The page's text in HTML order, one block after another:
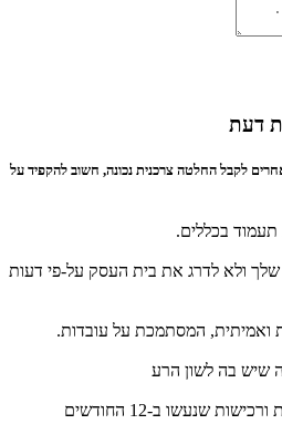
דעת
לקבל החלטה צרכנית נכונה, חשוב להקפיד על
בכללים.
ולא לדרג את בית העסק על-פי דעות
ואמיתית, המסתמכת על עובדות.
שיש בה לשון הרע
יש לכתוב חוות דעת על עסקאות ורכישות שנעשו ב-12 החודשים